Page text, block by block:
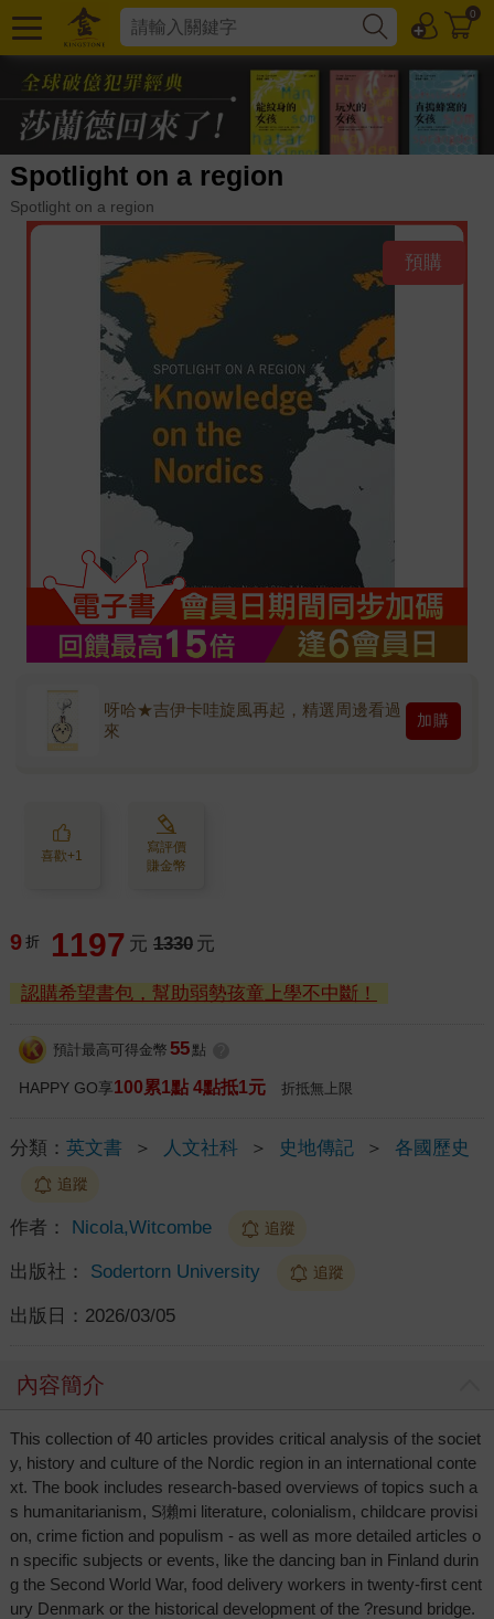
0
Spotlight on a region
Spotlight on a region
預購
呀哈★吉伊卡哇旋風再起，精選周邊看過
來
加購
喜歡+1
寫評價
賺金幣
9 折 1197 元 1330 元
認購希望書包，幫助弱勢孩童上學不中斷！
預計最高可得金幣 55 點
HAPPY GO享100累1點 4點抵1元 折抵無上限
分類： 英文書 ＞ 人文社科 ＞ 史地傳記 ＞ 各國歷史
追蹤
作者： Nicola,Witcombe 追蹤
出版社： Sodertorn University 追蹤
出版日： 2026/03/05
內容簡介
This collection of 40 articles provides critical analysis of the societ
y, history and culture of the Nordic region in an international conte
xt. The book includes research-based overviews of topics such a
s humanitarianism, S獺mi literature, colonialism, childcare provisi
on, crime fiction and populism - as well as more detailed articles o
n specific subjects or events, like the dancing ban in Finland durin
g the Second World War, food delivery workers in twenty-first cent
ury Denmark or the historical development of the ?resund bridge.